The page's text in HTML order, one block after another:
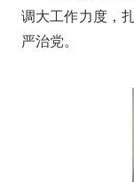
调大工作力度，
严治党。